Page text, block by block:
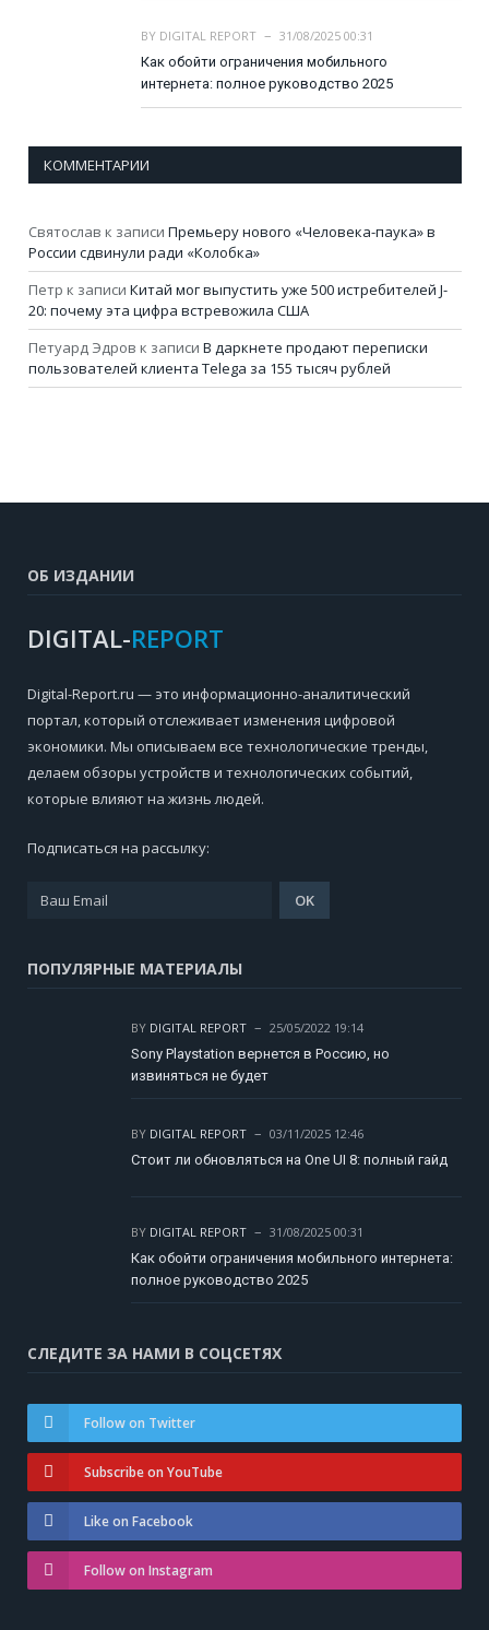
BY DIGITAL REPORT
31/08/2025 00:31
Как обойти ограничения мобильного
интернета: полное руководство 2025
КОММЕНТАРИИ
Святослав к записи Премьеру нового «Человека-паука» в
России сдвинули ради «Колобка»
Петр к записи Китай мог выпустить уже 500 истребителей J-
20: почему эта цифра встревожила США
Петуард Эдров к записи В даркнете продают переписки
пользователей клиента Telega за 155 тысяч рублей
ОБ ИЗДАНИИ
DIGITAL-REPORT
Digital-Report.ru — это информационно-аналитический
портал, который отслеживает изменения цифровой
экономики. Мы описываем все технологические тренды,
делаем обзоры устройств и технологических событий,
которые влияют на жизнь людей.
Подписаться на рассылку:
ПОПУЛЯРНЫЕ МАТЕРИАЛЫ
BY DIGITAL REPORT
25/05/2022 19:14
Sony Playstation вернется в Россию, но
извиняться не будет
BY DIGITAL REPORT
03/11/2025 12:46
Стоит ли обновляться на One UI 8: полный гайд
BY DIGITAL REPORT
31/08/2025 00:31
Как обойти ограничения мобильного интернета:
полное руководство 2025
СЛЕДИТЕ ЗА НАМИ В СОЦСЕТЯХ
Follow on Twitter
Subscribe on YouTube
Like on Facebook
Follow on Instagram